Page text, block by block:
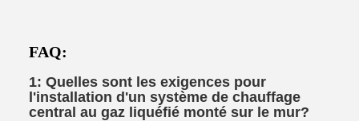
FAQ:
1: Quelles sont les exigences pour
l'installation d'un système de chauffage
central au gaz liquéfié monté sur le mur?